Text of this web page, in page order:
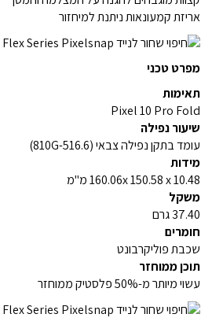
אריזת קמעונאות ניתנת למיחזור
מפרט טכני
תאימות
Pixel 10 Pro Fold
שיעור נפילה
עומד בתקן נפילה צבאי (810G-516.6)
מידות
160.06x 150.58 x 10.48 מ"מ
משקל
37.40 גרם
חומרים
שכבת פוליקרבונט
תוכן ממוחזר
עשוי מיותר מ-50% פלסטיק ממוחזר